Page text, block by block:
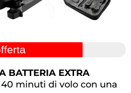
BATTERIA EXTRA
40 minuti di volo con una